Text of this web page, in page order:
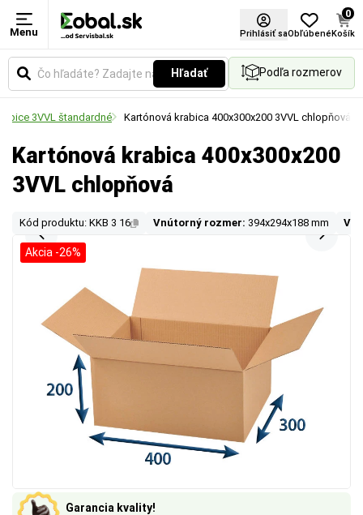
Menu Prihlásiť saObľúbené
0
Košík
Hľadať Podľa rozmerov
3VVL štandardné Kartónová krabica 400x300x200 3VVL chlopňová
Kartónová krabica 400x300x200
3VVL chlopňová
Kód produktu: KKB 3 16 Vnútorný rozmer: 394x294x188 mm
Akcia -26%
Garancia kvality!